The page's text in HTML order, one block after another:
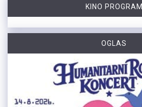
KINO PROGRAM
OGLAS